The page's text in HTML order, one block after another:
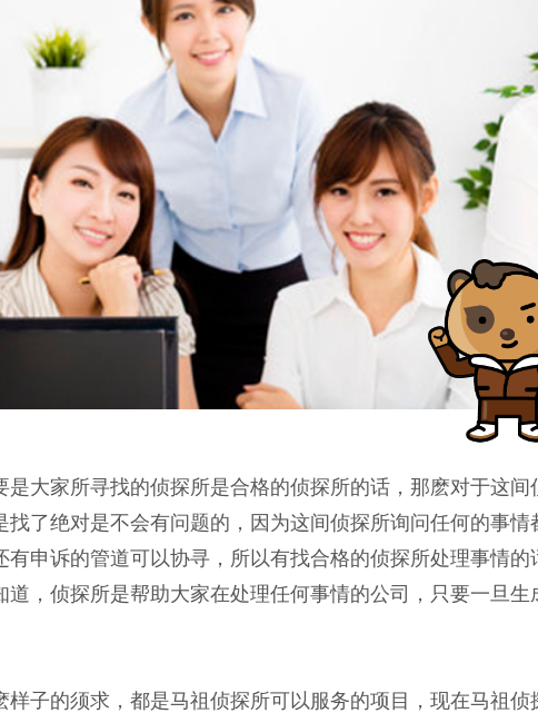
大家所寻找的侦探所是合格的侦探所的话，那麽对于这
了绝对是不会有问题的，因为这间侦探所询问任何的事
申诉的管道可以协寻，所以有找合格的侦探所处理事情
，侦探所是帮助大家在处理任何事情的公司，只要一旦
子的须求，都是马祖侦探所可以服务的项目，现在马祖